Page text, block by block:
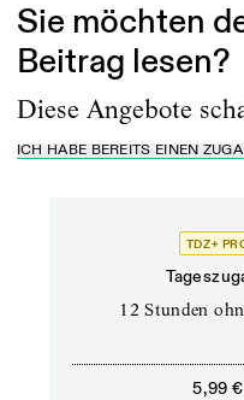
Sie möchten
Beitrag lesen?
Diese Angebote
ICH HABE BEREITS EINEN
TDZ+
12 Stunden
5,99 €